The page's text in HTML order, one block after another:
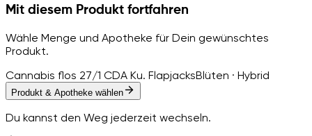
Mit diesem Produkt fortfahren
Wähle Menge und Apotheke für Dein gewünschtes
Produkt.
Cannabis flos 27/1 CDA Ku. FlapjacksBlüten · Hybrid
Produkt & Apotheke wählen
Du kannst den Weg jederzeit wechseln.